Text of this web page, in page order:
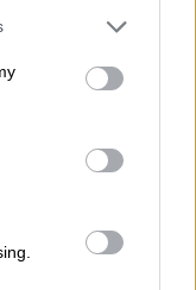
or more Google
You may click to
party tags to
in below Google